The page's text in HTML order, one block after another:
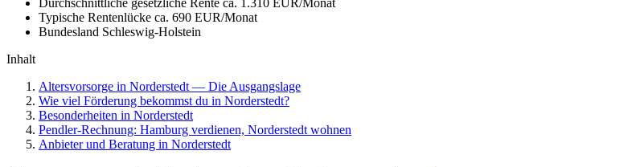
Durchschnittliche gesetzliche Rente ca. 1.310 EUR/Monat
Typische Rentenlücke ca. 690 EUR/Monat
Bundesland Schleswig-Holstein
Inhalt
Altersvorsorge in Norderstedt — Die Ausgangslage
Wie viel Förderung bekommst du in Norderstedt?
Besonderheiten in Norderstedt
Pendler-Rechnung: Hamburg verdienen, Norderstedt wohnen
Anbieter und Beratung in Norderstedt